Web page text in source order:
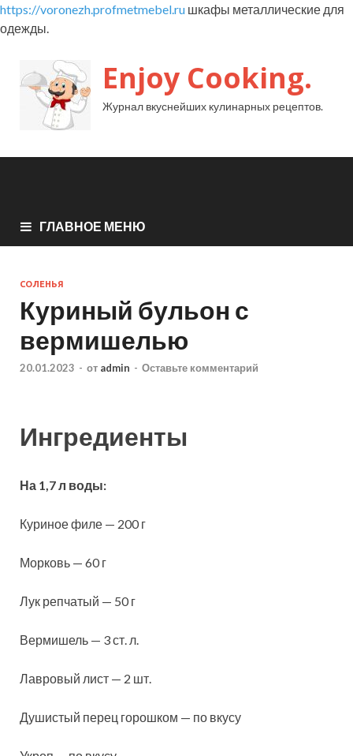
https://voronezh.profmetmebel.ru шкафы металлические для
одежды.
Enjoy Cooking.
Журнал вкуснейших кулинарных рецептов.
ГЛАВНОЕ МЕНЮ
СОЛЕНЬЯ
Куриный бульон с
вермишелью
20.01.2023 - от admin - Оставьте комментарий
Ингредиенты
На 1,7 л воды:
Куриное филе — 200 г
Морковь — 60 г
Лук репчатый — 50 г
Вермишель — 3 ст. л.
Лавровый лист — 2 шт.
Душистый перец горошком — по вкусу